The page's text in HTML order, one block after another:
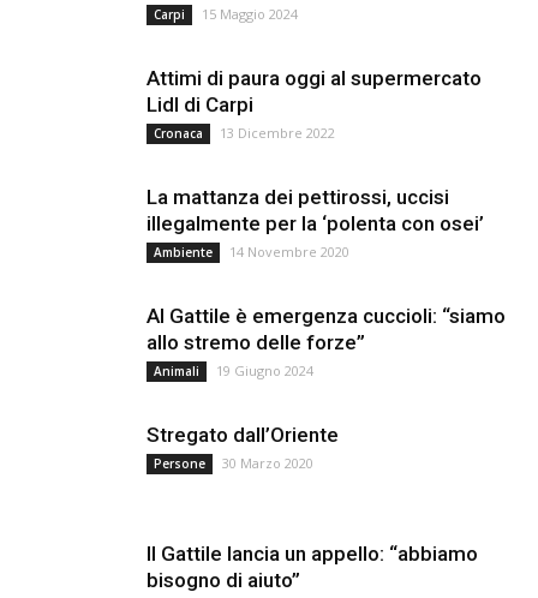
Carpi 15 Maggio 2024
Attimi di paura oggi al supermercato
Lidl di Carpi
Cronaca 13 Dicembre 2022
La mattanza dei pettirossi, uccisi
illegalmente per la ‘polenta con osei’
Ambiente 14 Novembre 2020
Al Gattile è emergenza cuccioli: “siamo
allo stremo delle forze”
Animali 19 Giugno 2024
Stregato dall’Oriente
Persone 30 Marzo 2020
Il Gattile lancia un appello: “abbiamo
bisogno di aiuto”